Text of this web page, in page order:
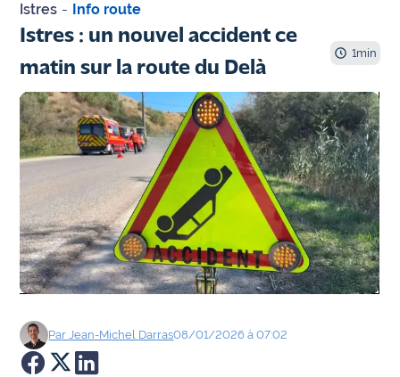
Martigues
de Berre
Marseille
- Aix
Agenda
Faits
divers
Sports
Société
Istres - Info route
Istres : un nouvel accident ce
matin sur la route du Delà
1min
ParJean-Michel Darras08/01/2026 à 07:02